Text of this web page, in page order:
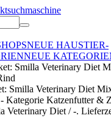
NEUE HAUSTIER-
NEUE
Smilla Veterinary Diet